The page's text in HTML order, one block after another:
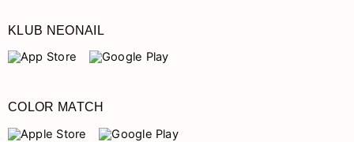
KLUB NEONAIL
COLOR MATCH